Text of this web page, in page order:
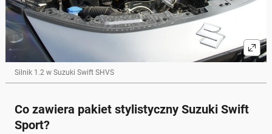
Silnik 1.2 w Suzuki Swift SHVS
Co zawiera pakiet stylistyczny Suzuki Swift
Sport?